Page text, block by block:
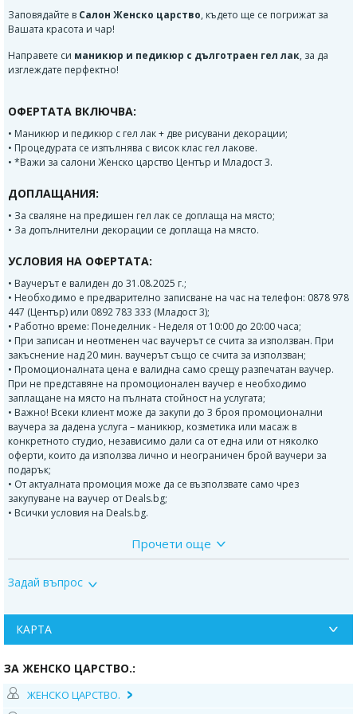
Заповядайте в Салон Женско царство, където ще се погрижат за
Вашата красота и чар!
Направете си маникюр и педикюр с дълготраен гел лак, за да
изглеждате перфектно!
ОФЕРТАТА ВКЛЮЧВА:
• Mаникюр и педикюр с гел лак + две рисувани декорации;
• Процедурата се изпълнява с висок клас гел лакове.
• *Важи за салони Женско царство Център и Младост 3.
ДОПЛАЩАНИЯ:
• За сваляне на предишен гел лак се доплаща на място;
• За допълнителни декорации се доплаща на място.
УСЛОВИЯ НА ОФЕРТАТА:
• Ваучерът е валиден до 31.08.2025 г.;
• Необходимо е предварително записване на час на телефон: 0878 978
447 (Център) или 0892 783 333 (Младост 3);
• Работно време: Понеделник - Неделя от 10:00 до 20:00 часа;
• При записан и неотменен час ваучерът се счита за използван. При
закъснение над 20 мин. ваучерът също се счита за използван;
• Промоционалната цена е валидна само срещу разпечатан ваучер.
При не представяне на промоционален ваучер е необходимо
заплащане на място на пълната стойност на услугата;
• Важно! Всеки клиент може да закупи до 3 броя промоционални
ваучера за дадена услуга – маникюр, козметика или масаж в
конкретното студио, независимо дали са от една или от няколко
оферти, които да използва лично и неограничен брой ваучери за
подарък;
• От актуалната промоция може да се възползвате само чрез
закупуване на ваучер от Deals.bg;
• Всички условия на Deals.bg.
Маникюрът с гел лак включва:
Избутване или изрязване на кожичките
нокътната плочка
Поставяне на основа, обогатена с кератин, която заздравява нокътя и
Нанасят се два слоя гел лак всеки, от които се пече
Нанася се запечатващ UV топ лак, който придава изключителния
блясък и се запазва до премахването на гел лака
Прочети още
Задай въпрос
КАРТА
ЗА ЖЕНСКО ЦАРСТВО.:
ЖЕНСКО ЦАРСТВО.